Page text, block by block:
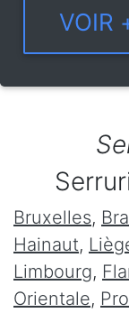
Bruxelles,
Hainaut,
Limbourg,
Orientale,